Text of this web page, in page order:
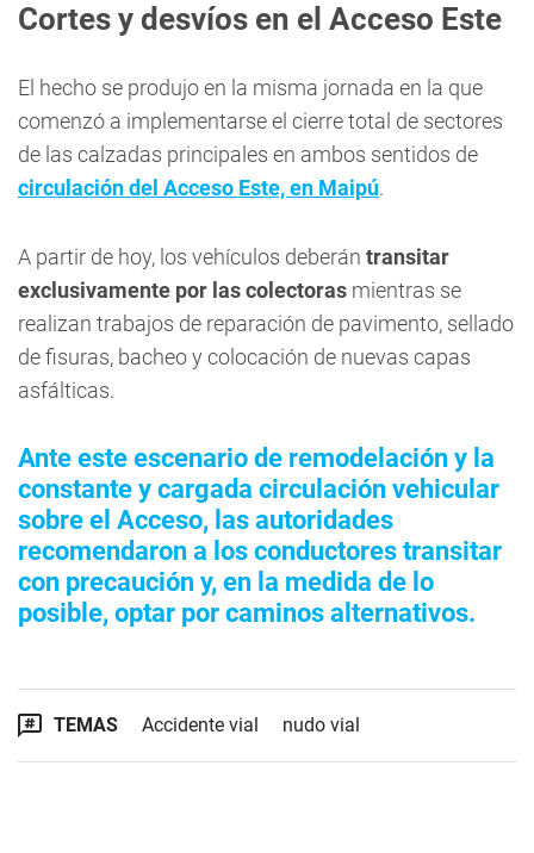
Cortes y desvíos en el Acceso Este
El hecho se produjo en la misma jornada en la que
comenzó a implementarse el cierre total de sectores
de las calzadas principales en ambos sentidos de
circulación del Acceso Este, en Maipú.
A partir de hoy, los vehículos deberán transitar
exclusivamente por las colectoras mientras se
realizan trabajos de reparación de pavimento, sellado
de fisuras, bacheo y colocación de nuevas capas
asfálticas.
Ante este escenario de remodelación y la
constante y cargada circulación vehicular
sobre el Acceso, las autoridades
recomendaron a los conductores transitar
con precaución y, en la medida de lo
posible, optar por caminos alternativos.
TEMAS Accidente vial nudo vial